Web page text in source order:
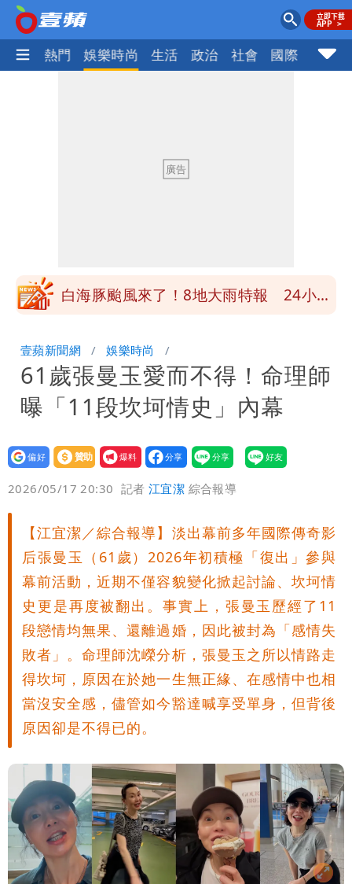
焦點 熱門 娛樂時尚 生活 政治 社會 國際 財經
原因「模仿超人力霸王」
買BNT遭詐10億元 王尚智疑「慈濟決
程
白海豚颱風來了！8地大雨特報 24小時
署：本島陸警機率低
男童躍下2.6米高台摔斷腳後跟 妹妹揭
原因「模仿超人力霸王」
買BNT遭詐10億元 王尚智疑「慈濟決
策高層牽涉其中」才不提告
壹蘋新聞網 娛樂時尚
61歲張曼玉愛而不得！命理師
曝「11段坎坷情史」內幕
設為
贊助
我要
爆料
2026/05/17 20:30 記者江宜潔 綜合報導
【江宜潔／綜合報導】淡出幕前多年國際傳奇影
后張曼玉（61歲）2026年初積極「復出」參與
幕前活動，近期不僅容貌變化掀起討論、坎坷情
史更是再度被翻出。事實上，張曼玉歷經了11
段戀情均無果、還離過婚，因此被封為「感情失
敗者」。命理師沈嶸分析，張曼玉之所以情路走
得坎坷，原因在於她一生無正緣、在感情中也相
當沒安全感，儘管如今豁達喊享受單身，但背後
原因卻是不得已的。